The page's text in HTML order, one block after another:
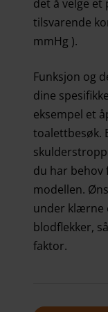
det å velge
tilsvarende
mmHg ).
Funksjon og
dine
eksempel et
toalettbesøk.
du har behov
modellen.
under klærne
blodflekker,
faktor.